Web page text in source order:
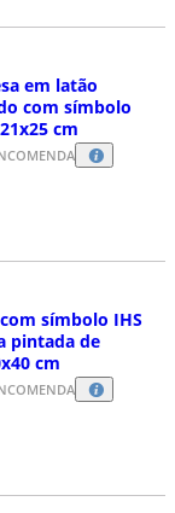
em latão
com símbolo
cm
símbolo IHS
pintada de
cm